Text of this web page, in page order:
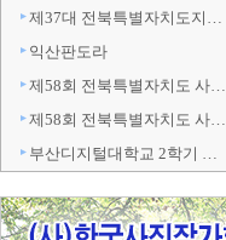
제37대 전북특별자치도지…
익산판도라
제58회 전북특별자치도 사…
제58회 전북특별자치도 사…
부산디지털대학교 2학기 …